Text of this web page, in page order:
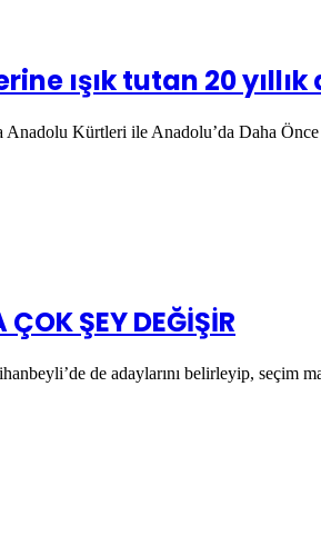
ışık tutan 20
Kürtleri ile Anadolu’da Daha
ŞEY DEĞİŞİR
de adaylarını belirleyip, seçim